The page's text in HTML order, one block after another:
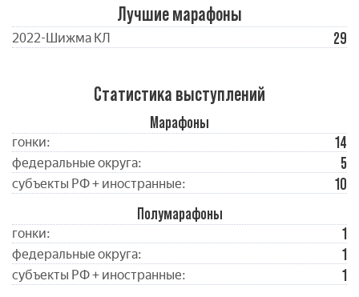
Лучшие марафоны
2022-Шижма КЛ 29
Статистика выступлений
Марафоны
гонки: 14
федеральные округа: 5
субъекты РФ + иностранные:
10
Полумарафоны
гонки: 1
федеральные округа: 1
субъекты РФ + иностранные: 1